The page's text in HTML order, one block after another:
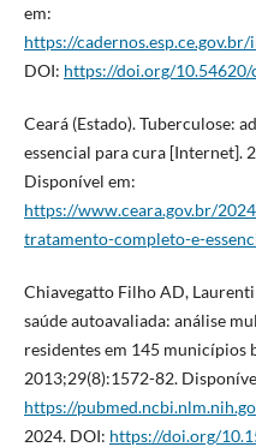
em:
https://
DOI: https://doi.org/10.54620/
Ceará (Estado). Tuberculose:
essencial para cura [Internet].
Disponível em:
https://www.ceara.gov.br/
tratamento-completo-e-
Chiavegatto Filho AD,
saúde autoavaliada: análise
residentes em 145 municípios
2013;29(8):1572-82.
https://
2024. DOI: https://doi.org/